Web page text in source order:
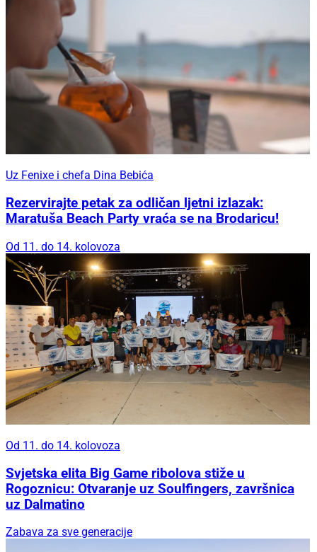
Uz Fenixe i chefa Dina Bebića
Rezervirajte petak za odličan ljetni izlazak:
Maratuša Beach Party vraća se na Brodaricu!
Od 11. do 14. kolovoza
Od 11. do 14. kolovoza
Svjetska elita Big Game ribolova stiže u
Rogoznicu: Otvaranje uz Soulfingers, završnica
uz Dalmatino
Zabava za sve generacije